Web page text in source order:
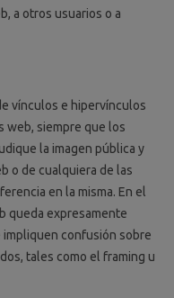
a otros usuarios o a
vínculos e hipervínculos
web, siempre que los
la imagen pública y
o de cualquiera de las
en la misma. En el
queda expresamente
confusión sobre
tales como el framing u